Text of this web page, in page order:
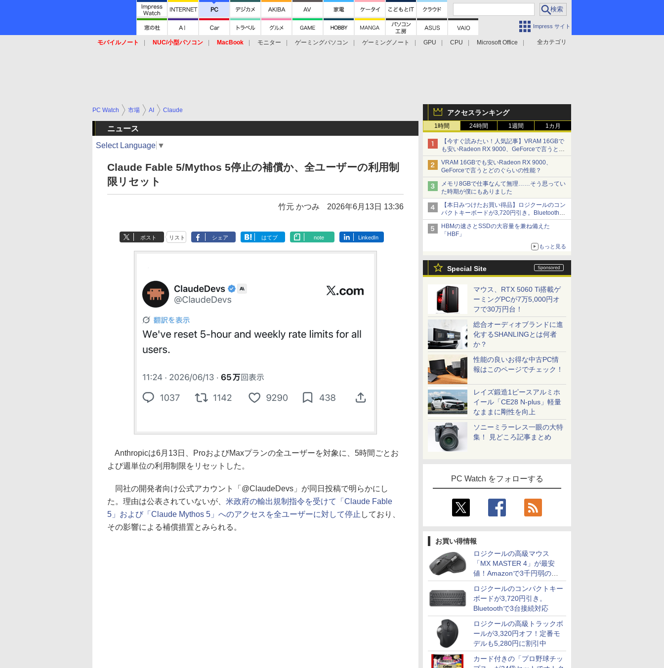
Impress サイト
全カテゴリ
モバイルノート NUC/小型パソコン MacBook モニター ゲーミングパソコン ゲーミングノート GPU CPU
Microsoft Office
アクセスランキング
1時間 24時間 1週間 1カ月
【今すぐ読みたい！人気記事】VRAM 16GBで
も安いRadeon RX 9000、GeForceで言うとど
のぐらいの性能？ - PC Watch
VRAM 16GBでも安いRadeon RX 9000、
GeForceで言うとどのぐらいの性能？
メモリ8GBで仕事なんて無理……そう思ってい
た時期が僕にもありました
【本日みつけたお買い得品】ロジクールのコン
パクトキーボードが3,720円引き。Bluetoothで3
台接続対応
HBMの速さとSSDの大容量を兼ね備えた
「HBF」
もっと見る
Special Site
マウス、RTX 5060 Ti搭載ゲ
ーミングPCが7万5,000円オ
フで30万円台！
総合オーディオブランドに進
化するSHANLINGとは何者
か？
性能の良いお得な中古PC情
報はこのページでチェック！
レイズ鍛造1ピースアルミホ
イール「CE28 N-plus」軽量
なままに剛性を向上
ソニーミラーレス一眼の大特
集！ 見どころ記事まとめ
PC Watch をフォローする
お買い得情報
ロジクールの高級マウス
「MX MASTER 4」が最安
値！Amazonで3千円弱の割
引
ロジクールのコンパクトキー
ボードが3,720円引き。
Bluetoothで3台接続対応
ロジクールの高級トラックボ
ールが3,320円オフ！定番モ
デルも5,280円に割引中
カード付きの「プロ野球チッ
PC Watch 市場 AI Claude
ニュース
Select Language ▼
Claude Fable 5/Mythos 5停止の補償か、全ユーザーの利用制
限リセット
竹元 かつみ 2026年6月13日 13:36
ポスト リスト シェア はてブ note LinkedIn
Anthropicは6月13日、ProおよびMaxプランの全ユーザーを対象に、5時間ごとお
よび週単位の利用制限をリセットした。
同社の開発者向け公式アカウント「@ClaudeDevs」が同日投稿で明らかにし
た。理由は公表されていないが、 米政府の輸出規制指令を受けて「Claude Fable
5」および「Claude Mythos 5」へのアクセスを全ユーザーに対して停止 しており、
その影響による補償措置とみられる。